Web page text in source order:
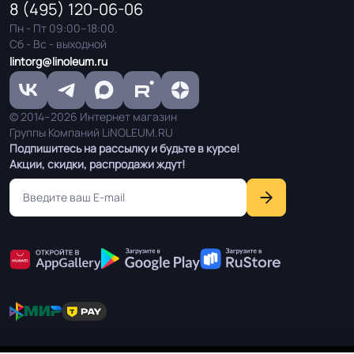
Система стыковки
швов
Система примыкания к
стенам
Плинтус ПВХ
Способ укладки
EUROBASE 425 / EUROPROF 522
контакт / EUROPROF 521 фиксация
более г/кв.м.
Производственная
площадка или завод
Подпишитесь на рассылку и будьте в курсе!
Акции, скидки, распродажи ждут!
8 (495) 120-06-06
Пн - Пт 09:00–18:00.
Сб - Вс - выходной
lintorg@linoleum.ru
© 2014–2026 Интернет магазин
Группы Компаний LiNOLEUM.RU